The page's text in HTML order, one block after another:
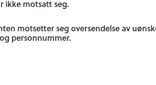
ikke motsatt seg.
motsetter seg oversendelse av
personnummer.